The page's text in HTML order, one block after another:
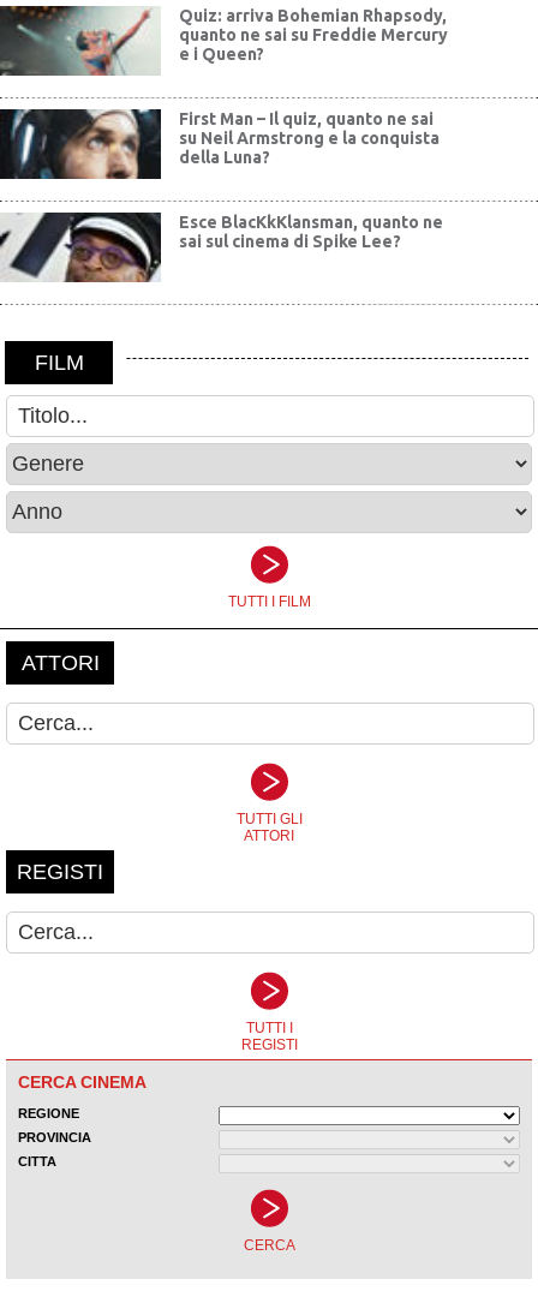
Quiz: arriva Bohemian Rhapsody,
quanto ne sai su Freddie Mercury
e i Queen?
First Man – Il quiz, quanto ne sai
su Neil Armstrong e la conquista
della Luna?
Esce BlacKkKlansman, quanto ne
sai sul cinema di Spike Lee?